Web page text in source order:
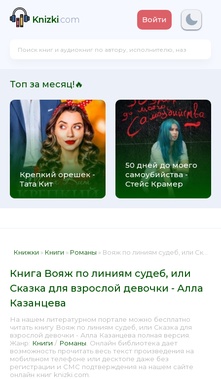
Knizki.com Войти
Топ за месяц!🔥
Крепкий орешек -
Тата Кит
50 дней до моего
самоубийства -
Стейс Крамер
Книжки » Книги » Романы » Вояж по линиям судеб, или Сказка для взрослой девочки - Алла Казанцева 📕 - Книга онлайн бесплатно
Книга Вояж по линиям судеб, или
Сказка для взрослой девочки - Алла
Казанцева
На нашем литературном портале можно бесплатно
читать книгу Вояж по линиям судеб, или Сказка для
взрослой девочки - Алла Казанцева полная версия.
Жанр: Книги / Романы . Онлайн библиотека дает
возможность прочитать весь текст произведения на
мобильном телефоне или десктопе даже без
регистрации и СМС подтверждения на нашем сайте
онлайн книг knizki.com.